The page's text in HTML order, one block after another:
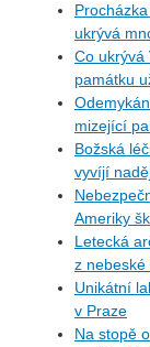
ukrývá
Co ukrývá
památku
mizející
Božská
vyvíjí
Ameriky
Letecká
z nebeské
Unikátní
v Praze
Na stopě